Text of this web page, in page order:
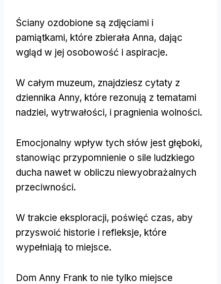
Ściany ozdobione są zdjęciami i
pamiątkami, które zbierała Anna, dając
wgląd w jej osobowość i aspiracje.
W całym muzeum, znajdziesz cytaty z
dziennika Anny, które rezonują z tematami
nadziei, wytrwałości, i pragnienia wolności.
Emocjonalny wpływ tych słów jest głęboki,
stanowiąc przypomnienie o sile ludzkiego
ducha nawet w obliczu niewyobrażalnych
przeciwności.
W trakcie eksploracji, poświęć czas, aby
przyswoić historie i refleksje, które
wypełniają to miejsce.
Dom Anny Frank to nie tylko miejsce